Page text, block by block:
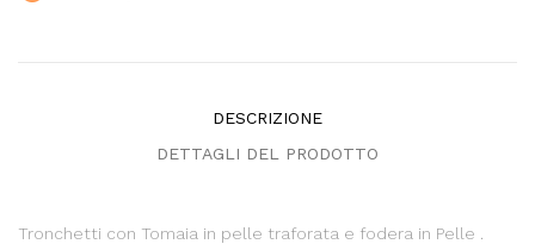
DESCRIZIONE
DETTAGLI DEL PRODOTTO
Tronchetti con Tomaia in pelle traforata e fodera in Pelle .